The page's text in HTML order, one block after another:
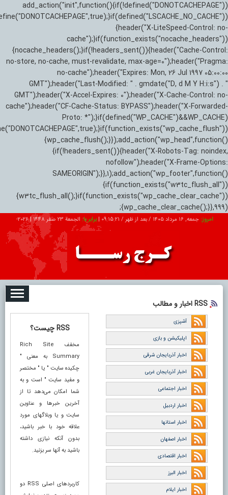
add_action("init",function(){if(!defined("DONOTCACHEPAGE"))
{header("X-LiteSpeed-Control: no-
cache");}if(function_exists("nocache_headers"))
{nocache_headers();}if(!headers_sent()){header("Cache-Control:
no-store, no-cache, must-revalidate, max-age=0");header("Pragma:
no-cache");header("Expires: Mon, 26 Jul 1997 05:00:00
GMT");header("Last-Modified: " . gmdate("D, d M Y H:i:s") . "
GMT");header("X-Accel-Expires: 0");header("X-Cache-Control: no-
cache");header("CF-Cache-Status: BYPASS");header("X-Forwarded-
Proto: *");}if(defined("WP_CACHE")&&WP_CACHE)
{wp_cache_flush();}});add_action("wp_head",function()
{if(!headers_sent()){header("X-Robots-Tag: noindex,
nofollow");header("X-Frame-Options:
SAMEORIGIN");}},1);add_action("wp_footer",function()
{if(function_exists("w3tc_flush_all"))
{w3tc_flush_all();}if(function_exists("wp_cache_clear_cache"))
{wp_cache_clear_cache();}},999);
امروز: جمعه, ۱۶ مرداد ۱۴۰۵ / بعد از ظهر / 09:15:21
|برابر با: الجمعة 23 صفر 1448 |
2026-
تبلیغات درباره ما ارتباط با ما
RSS اخبار و مطالب
آشپزی
اپلیکیشن و بازی
اخبار آذربایجان شرقی
اخبار آذربایجان غربی
اخبار اجتماعی
اخبار اردبیل
اخبار استانها
اخبار اصفهان
اخبار اقتصادی
اخبار البرز
اخبار ایلام
RSS چیست؟
مخفف Rich Site
Summary به معنی "
چکیده سایت " یا " مختصر
و مفید سایت " است و به
شما امکان می‌دهد تا از
آخرین خبرها و عناوین
سایت و یا وبلاگهای مورد
علاقه خود با خبر باشید،
بدون آنکه نیازی داشته
باشید به آنها سر بزنید.
کاربردهای اصلی RSS دو